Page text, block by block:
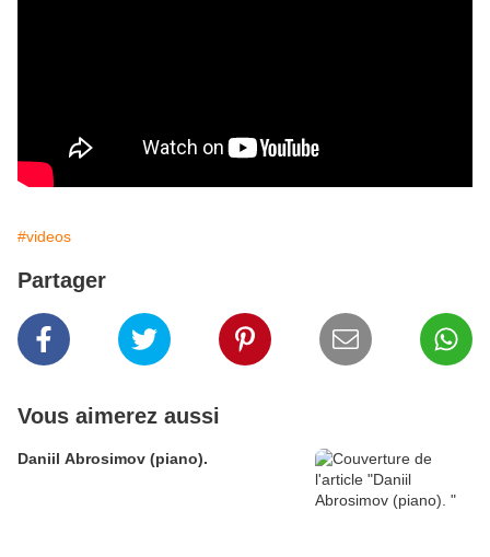
#videos
Partager
Vous aimerez aussi
Daniil Abrosimov (piano).